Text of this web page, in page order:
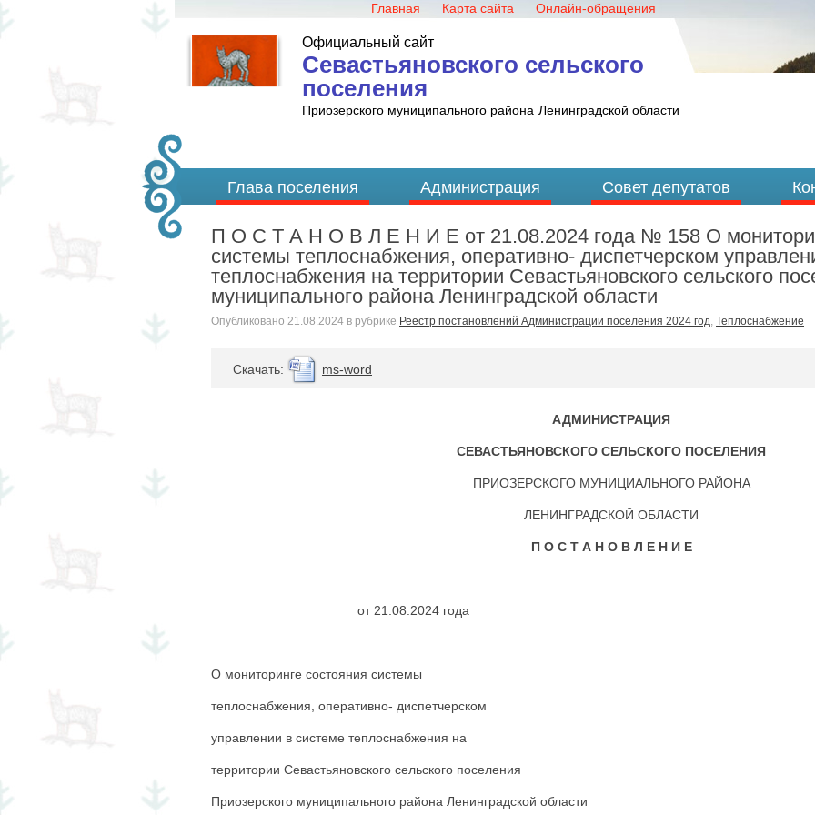
Главная Карта сайта Онлайн-обращения
Официальный сайт
Севастьяновского сельского
поселения
Приозерского муниципального района Ленинградской области
Глава поселения Администрация Совет депутатов
П О С Т А Н О В Л Е Н И Е от 21.08.2024 года № 158 О
системы теплоснабжения, оперативно- диспетчерском
теплоснабжения на территории Севастьяновского сельского
муниципального района Ленинградской области
Опубликовано 21.08.2024 в рубрике Реестр постановлений Администрации поселения 2024 год, Теплоснабжение
Cкачать: ms-word
АДМИНИСТРАЦИЯ
СЕВАСТЬЯНОВСКОГО СЕЛЬСКОГО ПОСЕЛЕНИЯ
ПРИОЗЕРСКОГО МУНИЦИАЛЬНОГО РАЙОНА
ЛЕНИНГРАДСКОЙ ОБЛАСТИ
П О С Т А Н О В Л Е Н И Е
от 21.08.2024 года №
О мониторинге состояния системы
теплоснабжения, оперативно- диспетчерском
управлении в системе теплоснабжения на
территории Севастьяновского сельского поселения
Приозерского муниципального района Ленинградской области